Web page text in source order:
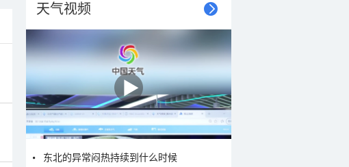
天气视频
东北的异常闷热持续到什么时候